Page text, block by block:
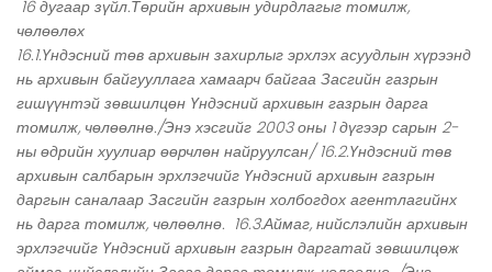
16 дугаар зүйл.Төрийн архивын удирдлагыг томилж,
чөлөөлөх
16.1.Үндэсний төв архивын захирлыг эрхлэх асуудлын хүрээнд
нь архивын байгууллага хамаарч байгаа Засгийн газрын
гишүүнтэй зөвшилцөн Үндэсний архивын газрын дарга
томилж, чөлөөлнө./Энэ хэсгийг 2003 оны 1 дүгээр сарын 2-
ны өдрийн хуулиар өөрчлөн найруулсан/ 16.2.Үндэсний төв
архивын салбарын эрхлэгчийг Үндэсний архивын газрын
даргын саналаар Засгийн газрын холбогдох агентлагийнх
нь дарга томилж, чөлөөлнө. 16.3.Аймаг, нийслэлийн архивын
эрхлэгчийг Үндэсний архивын газрын даргатай зөвшилцөж